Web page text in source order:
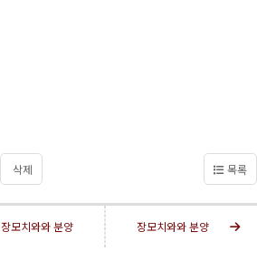
삭제 목록
장모치와와 분양 장모치와와 분양